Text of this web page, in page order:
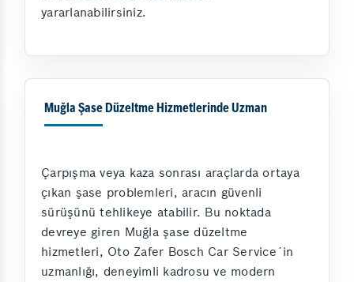
yararlanabilirsiniz.
Muğla Şase Düzeltme Hizmetlerinde Uzman
Çarpışma veya kaza sonrası araçlarda ortaya
çıkan şase problemleri, aracın güvenli
sürüşünü tehlikeye atabilir. Bu noktada
devreye giren Muğla şase düzeltme
hizmetleri, Oto Zafer Bosch Car Service´in
uzmanlığı, deneyimli kadrosu ve modern